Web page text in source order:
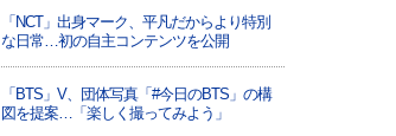
「NCT」出身マーク、平凡だからより特別
な日常…初の自主コンテンツを公開
「BTS」V、団体写真「#今日のBTS」の構
図を提案…「楽しく撮ってみよう」